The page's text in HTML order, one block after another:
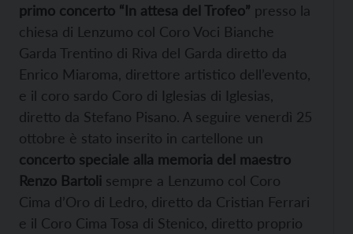
primo concerto “In attesa del Trofeo” presso la
chiesa di Lenzumo col Coro Voci Bianche
Garda Trentino di Riva del Garda diretto da
Enrico Miaroma, direttore artistico dell’evento,
e il coro sardo Coro di Iglesias di Iglesias,
diretto da Stefano Pisano. A seguire venerdì 25
ottobre è stato inserito in cartellone un
concerto speciale alla memoria del maestro
Renzo Bartoli sempre a Lenzumo col Coro
Cima d’Oro di Ledro, diretto da Cristian Ferrari
e il Coro Cima Tosa di Stenico, diretto proprio